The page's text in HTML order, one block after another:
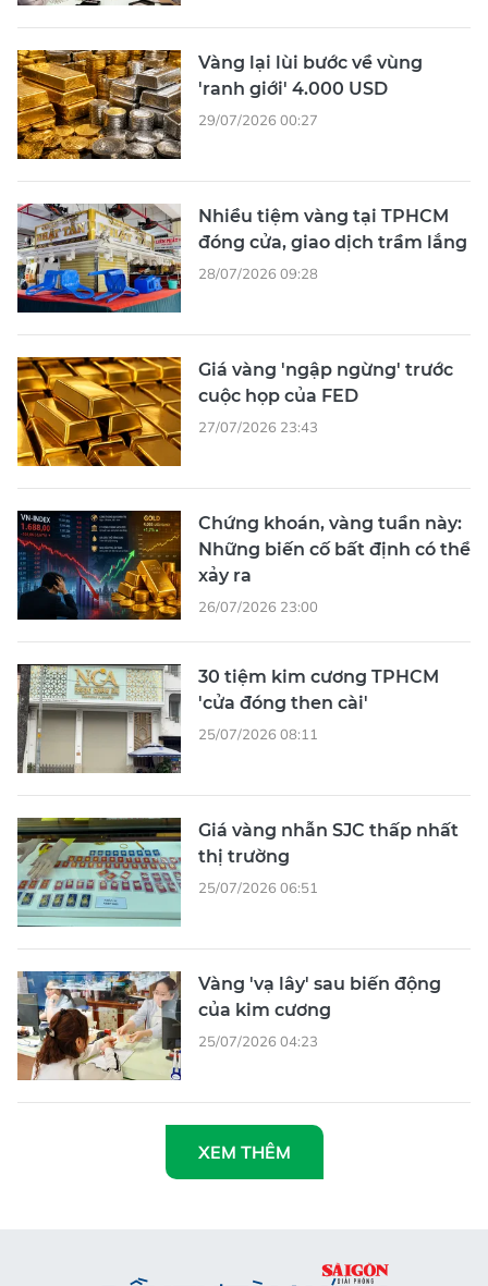
Vàng lại lùi bước về vùng
'ranh giới' 4.000 USD
29/07/2026 00:27
Nhiều tiệm vàng tại TPHCM
đóng cửa, giao dịch trầm lắng
28/07/2026 09:28
Giá vàng 'ngập ngừng' trước
cuộc họp của FED
27/07/2026 23:43
Chứng khoán, vàng tuần này:
Những biến cố bất định có thể
xảy ra
26/07/2026 23:00
30 tiệm kim cương TPHCM
'cửa đóng then cài'
25/07/2026 08:11
Giá vàng nhẫn SJC thấp nhất
thị trường
25/07/2026 06:51
Vàng 'vạ lây' sau biến động
của kim cương
25/07/2026 04:23
XEM THÊM